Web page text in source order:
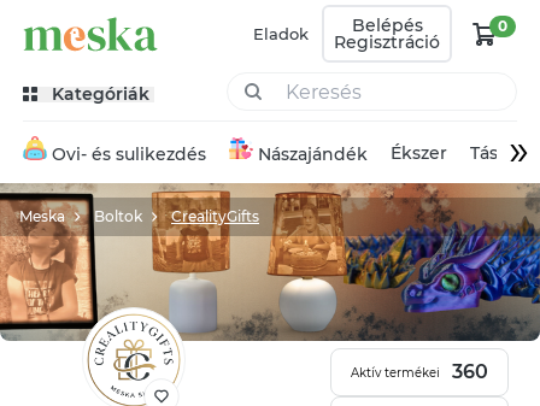
Eladok Belépés
Regisztráció
0
Kategóriák
Ovi- és sulikezdés Nászajándék Ékszer Táska»
Meska Boltok CrealityGifts
Aktív termékei 360